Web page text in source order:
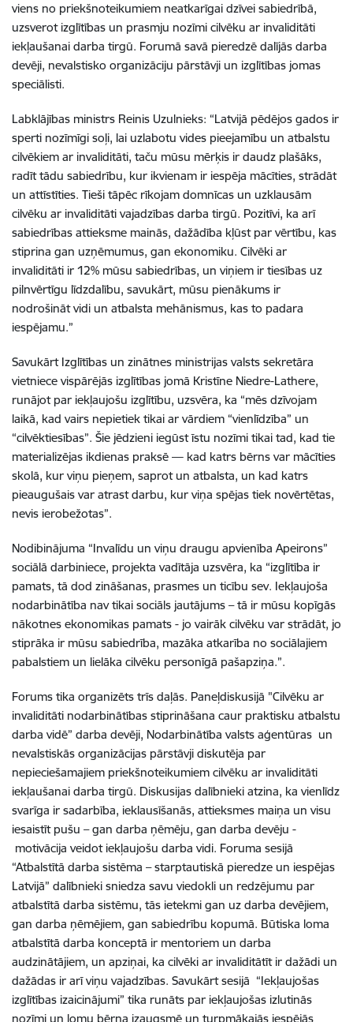
viens no priekšnoteikumiem neatkarīgai dzīvei sabiedrībā,
uzsverot izglītības un prasmju nozīmi cilvēku ar invaliditāti
iekļaušanai darba tirgū. Forumā savā pieredzē dalījās darba
devēji, nevalstisko organizāciju pārstāvji un izglītības jomas
speciālisti.
Labklājības ministrs Reinis Uzulnieks: “Latvijā pēdējos gados ir
sperti nozīmīgi soļi, lai uzlabotu vides pieejamību un atbalstu
cilvēkiem ar invaliditāti, taču mūsu mērķis ir daudz plašāks,
radīt tādu sabiedrību, kur ikvienam ir iespēja mācīties, strādāt
un attīstīties. Tieši tāpēc rīkojam domnīcas un uzklausām
cilvēku ar invaliditāti vajadzības darba tirgū. Pozitīvi, ka arī
sabiedrības attieksme mainās, dažādība kļūst par vērtību, kas
stiprina gan uzņēmumus, gan ekonomiku. Cilvēki ar
invaliditāti ir 12% mūsu sabiedrības, un viņiem ir tiesības uz
pilnvērtīgu līdzdalību, savukārt, mūsu pienākums ir
nodrošināt vidi un atbalsta mehānismus, kas to padara
iespējamu.”
Savukārt Izglītības un zinātnes ministrijas valsts sekretāra
vietniece vispārējās izglītības jomā Kristīne Niedre-Lathere,
runājot par iekļaujošu izglītību, uzsvēra, ka “mēs dzīvojam
laikā, kad vairs nepietiek tikai ar vārdiem “vienlīdzība” un
“cilvēktiesības”. Šie jēdzieni iegūst īstu nozīmi tikai tad, kad tie
materializējas ikdienas praksē — kad katrs bērns var mācīties
skolā, kur viņu pieņem, saprot un atbalsta, un kad katrs
pieaugušais var atrast darbu, kur viņa spējas tiek novērtētas,
nevis ierobežotas”.
Nodibinājuma “Invalīdu un viņu draugu apvienība Apeirons”
sociālā darbiniece, projekta vadītāja uzsvēra, ka “izglītība ir
pamats, tā dod zināšanas, prasmes un ticību sev. Iekļaujoša
nodarbinātība nav tikai sociāls jautājums – tā ir mūsu kopīgās
nākotnes ekonomikas pamats - jo vairāk cilvēku var strādāt, jo
stiprāka ir mūsu sabiedrība, mazāka atkarība no sociālajiem
pabalstiem un lielāka cilvēku personīgā pašapziņa.”.
Forums tika organizēts trīs daļās. Paneļdiskusijā "Cilvēku ar
invaliditāti nodarbinātības stiprināšana caur praktisku atbalstu
darba vidē” darba devēji, Nodarbinātība valsts aģentūras un
nevalstiskās organizācijas pārstāvji diskutēja par
nepieciešamajiem priekšnoteikumiem cilvēku ar invaliditāti
iekļaušanai darba tirgū. Diskusijas dalībnieki atzina, ka vienlīdz
svarīga ir sadarbība, ieklausīšanās, attieksmes maiņa un visu
iesaistīt pušu – gan darba ņēmēju, gan darba devēju -
motivācija veidot iekļaujošu darba vidi. Foruma sesijā
“Atbalstītā darba sistēma – starptautiskā pieredze un iespējas
Latvijā” dalībnieki sniedza savu viedokli un redzējumu par
atbalstītā darba sistēmu, tās ietekmi gan uz darba devējiem,
gan darba ņēmējiem, gan sabiedrību kopumā. Būtiska loma
atbalstītā darba konceptā ir mentoriem un darba
audzinātājiem, un apziņai, ka cilvēki ar invaliditātīt ir dažādi un
dažādas ir arī viņu vajadzības. Savukārt sesijā “Iekļaujošas
izglītības izaicinājumi” tika runāts par iekļaujošas izlutinās
nozīmi un lomu bērna izaugsmē un turpmākajās iespējās